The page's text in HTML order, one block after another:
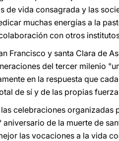
de vida consagrada y las
muchas energías a la
con otros
Francisco y santa Clara de
del tercer milenio
en la respuesta que
de sí y de las propias
celebraciones
aniversario de la muerte de
las vocaciones a la vida